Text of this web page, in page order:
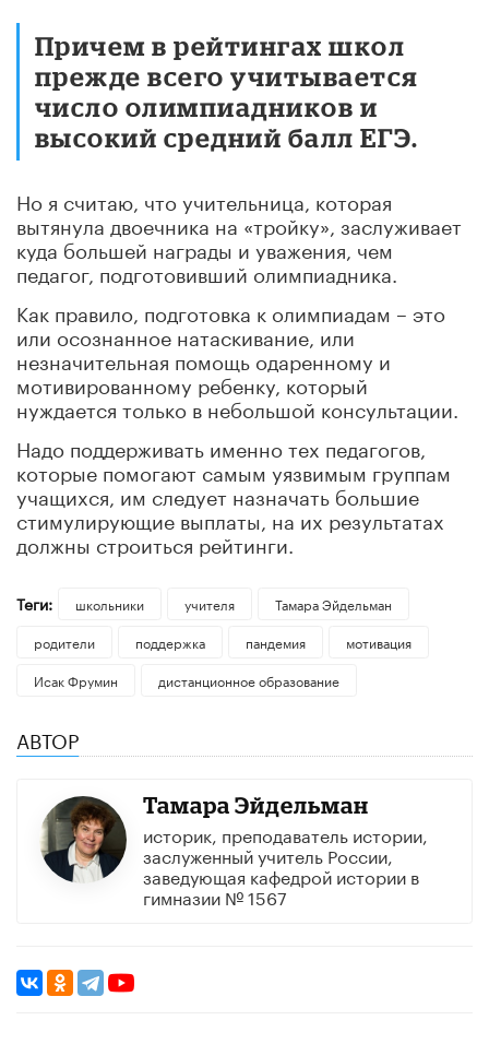
Причем в рейтингах школ
прежде всего учитывается
число олимпиадников и
высокий средний балл ЕГЭ.
Но я считаю, что учительница, которая
вытянула двоечника на «тройку», заслуживает
куда большей награды и уважения, чем
педагог, подготовивший олимпиадника.
Как правило, подготовка к олимпиадам – это
или осознанное натаскивание, или
незначительная помощь одаренному и
мотивированному ребенку, который
нуждается только в небольшой консультации.
Надо поддерживать именно тех педагогов,
которые помогают самым уязвимым группам
учащихся, им следует назначать большие
стимулирующие выплаты, на их результатах
должны строиться рейтинги.
Теги: школьники учителя
Тамара Эйдельман
родители
поддержка пандемия
мотивация
Исак Фрумин
дистанционное образование
АВТОР
Тамара Эйдельман
историк, преподаватель истории,
заслуженный учитель России,
заведующая кафедрой истории в
гимназии № 1567